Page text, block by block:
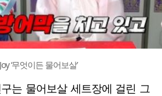
‘무엇이든 물어보살’
는 물어보살 세트장에 걸린 그